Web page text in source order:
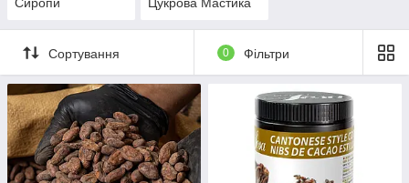
Сиропи Цукрова Мастика
Сортування 0 Фільтри